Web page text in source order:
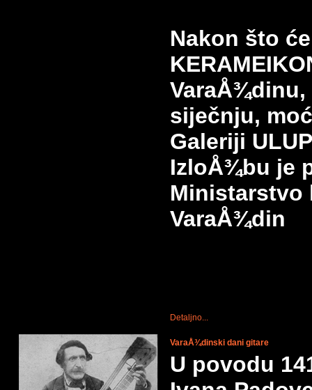
Nakon što
siječnju,
Galeriji
IzloÅ¾bu je
Ministarstvo
VaraÅ¾din
Detaljno...
VaraÅ¾dinski dani gitare
U povodu